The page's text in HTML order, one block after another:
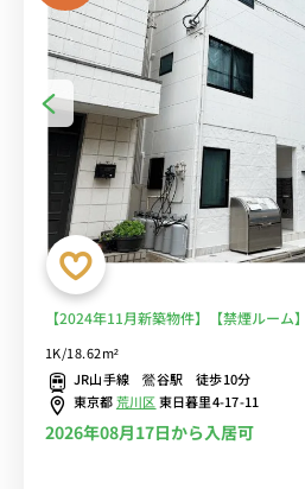
【2024年11月新築物件】【禁煙ルーム
＆温水洗浄便座付き/デスク・チェア＆
生活家電のあるお部屋■選べるWi-Fi格安
1K/18.62m²
JR山手線 鶯谷駅 徒歩10分
東京都荒川区東日暮里4-17-11
2026年08月17日から入居可